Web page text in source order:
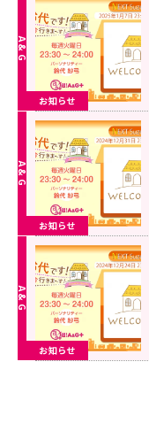
お知らせ
お知らせ
お知らせ